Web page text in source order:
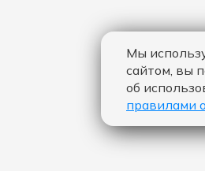
Мы
сайтом, вы
об
правилами